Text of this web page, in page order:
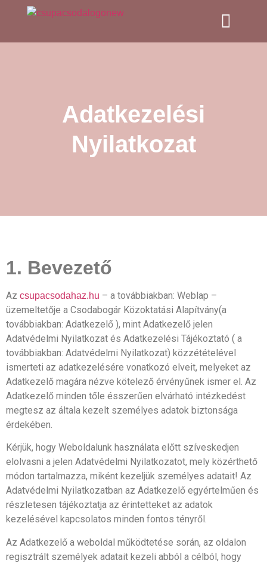
Adatkezelési
Nyilatkozat
1. Bevezető
Az csupacsodahaz.hu – a továbbiakban: Weblap –
üzemeltetője a Csodabogár Közoktatási Alapítvány(a
továbbiakban: Adatkezelő ), mint Adatkezelő jelen
Adatvédelmi Nyilatkozat és Adatkezelési Tájékoztató ( a
továbbiakban: Adatvédelmi Nyilatkozat) közzétételével
ismerteti az adatkezelésére vonatkozó elveit, melyeket az
Adatkezelő magára nézve kötelező érvényűnek ismer el. Az
Adatkezelő minden tőle ésszerűen elvárható intézkedést
megtesz az általa kezelt személyes adatok biztonsága
érdekében.
Kérjük, hogy Weboldalunk használata előtt szíveskedjen
elolvasni a jelen Adatvédelmi Nyilatkozatot, mely közérthető
módon tartalmazza, miként kezeljük személyes adatait! Az
Adatvédelmi Nyilatkozatban az Adatkezelő egyértelműen és
részletesen tájékoztatja az érintetteket az adatok
kezelésével kapcsolatos minden fontos tényről.
Az Adatkezelő a weboldal működtetése során, az oldalon
regisztrált személyek adatait kezeli abból a célból, hogy